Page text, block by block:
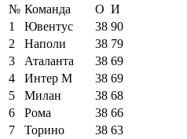
№ Команда О И
1
Ювентус 38 90
2
Наполи 38 79
3
Аталанта 38 69
4
Интер М 38 69
5
Милан 38 68
6
Рома 38 66
7
Торино 38 63